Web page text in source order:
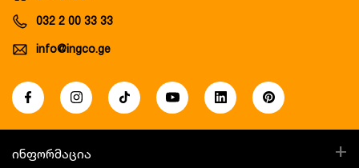
032 2 00 33 33
info@ingco.ge
+
ინფორმაცია